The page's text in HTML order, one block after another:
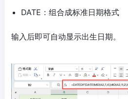
DATE：组合成标准日期格式
输入后即可自动显示出生日期。